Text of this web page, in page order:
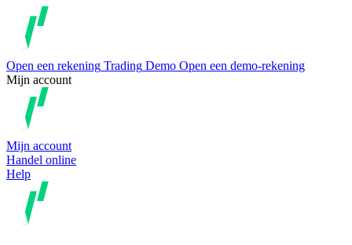
Open een rekening Trading Demo Open een demo-rekening
Mijn account
Mijn account
Handel online
Help